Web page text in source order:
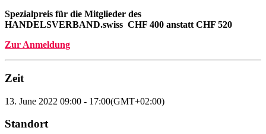
Spezialpreis für die Mitglieder des
HANDELSVERBAND.swiss CHF 400 anstatt CHF 520
Zur Anmeldung
Zeit
13. June 2022 09:00 - 17:00(GMT+02:00)
Standort